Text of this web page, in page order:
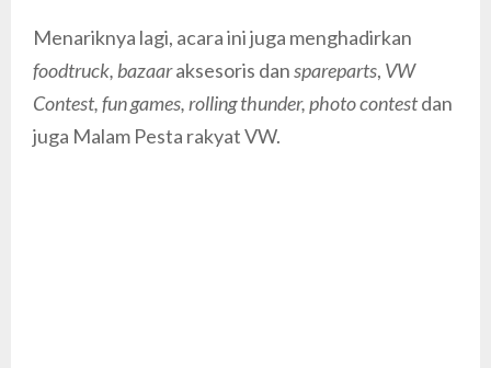
Menariknya lagi, acara ini juga menghadirkan
foodtruck, bazaaraksesoris danspareparts, VW
Contest, fun games, rolling thunder, photo contestdan
juga Malam Pesta rakyat VW.